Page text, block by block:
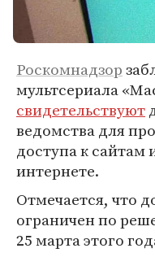
Роскомнадзор
мультсериала
свидетельствуют
ведомства для
доступа к сайтам
интернете.
Отмечается, что
ограничен по
25 марта этого